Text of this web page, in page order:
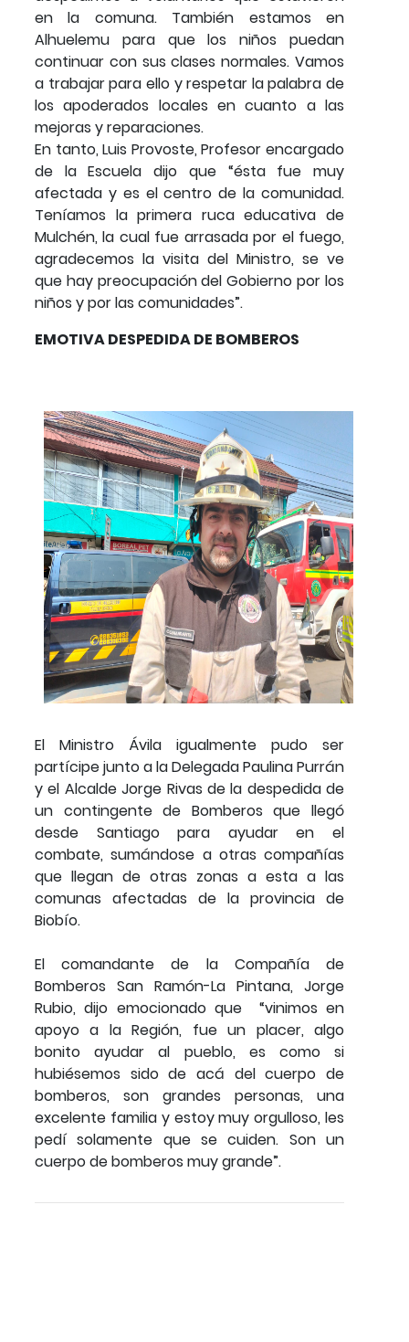
en la comuna. También estamos en
Alhuelemu para que los niños puedan
continuar con sus clases normales. Vamos
a trabajar para ello y respetar la palabra de
los apoderados locales en cuanto a las
mejoras y reparaciones.
En tanto, Luis Provoste, Profesor encargado
de la Escuela dijo que “ésta fue muy
afectada y es el centro de la comunidad.
Teníamos la primera ruca educativa de
Mulchén, la cual fue arrasada por el fuego,
agradecemos la visita del Ministro, se ve
que hay preocupación del Gobierno por los
niños y por las comunidades”.
EMOTIVA DESPEDIDA DE BOMBEROS
El Ministro Ávila igualmente pudo ser
partícipe junto a la Delegada Paulina Purrán
y el Alcalde Jorge Rivas de la despedida de
un contingente de Bomberos que llegó
desde Santiago para ayudar en el
combate, sumándose a otras compañías
que llegan de otras zonas a esta a las
comunas afectadas de la provincia de
Biobío.
El comandante de la Compañía de
Bomberos San Ramón-La Pintana, Jorge
Rubio, dijo emocionado que “vinimos en
apoyo a la Región, fue un placer, algo
bonito ayudar al pueblo, es como si
hubiésemos sido de acá del cuerpo de
bomberos, son grandes personas, una
excelente familia y estoy muy orgulloso, les
pedí solamente que se cuiden. Son un
cuerpo de bomberos muy grande”.